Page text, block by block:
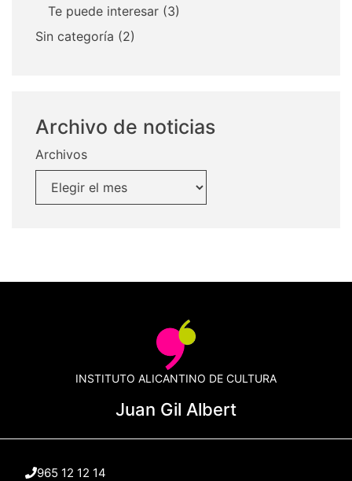
Te puede interesar (3)
Sin categoría (2)
Archivo de noticias
Archivos
INSTITUTO ALICANTINO DE CULTURA
Juan Gil Albert
965 12 12 14